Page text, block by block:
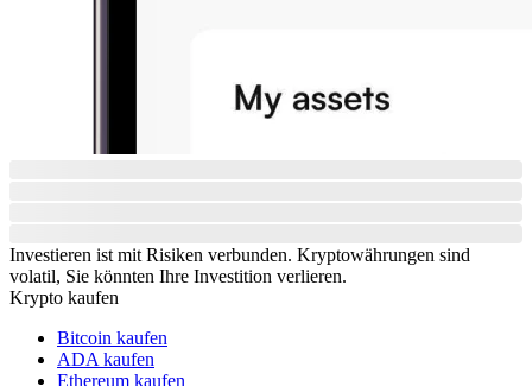
Investieren ist mit Risiken verbunden. Kryptowährungen sind
volatil, Sie könnten Ihre Investition verlieren.
Krypto kaufen
Bitcoin kaufen
ADA kaufen
Ethereum kaufen